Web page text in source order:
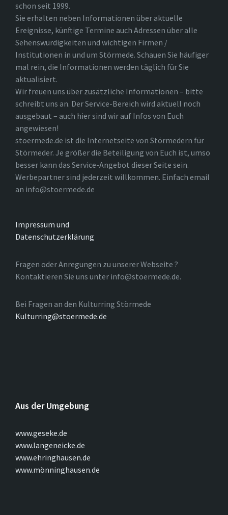
schon seit 1999.
Sie erhalten neben Informationen über aktuelle
Ereignisse, künftige Termine auch Adressen über alle
Sehenswürdigkeiten und wichtigen Firmen /
Institutionen in und um Störmede. Schauen Sie häufiger
mal rein, die Informationen werden täglich für Sie
aktualisiert.
Wir freuen uns über zusätzliche Informationen – bitte
schreibt uns an. Der Service-Bereich wird aktuell noch
ausgebaut – auch hier sind wir auf Infos von Euch
angewiesen!
stoermede.de ist die Internetseite von Störmedern für
Störmeder. Je größer die Beteiligung von Euch ist, umso
besser kann das Service-Angebot dieser Seite sein.
Werbepartner sind jederzeit willkommen. Einfach email
an info@stoermede.de
Impressum und
Datenschutzerklärung
Fragen oder Anregungen zu unserer Webseite ?
Kontaktieren Sie uns unter info@stoermede.de.
Bei Fragen an den Kulturring Störmede
Kulturring@stoermede.de
Aus der Umgebung
www.geseke.de
www.langeneicke.de
www.ehringhausen.de
www.mönninghausen.de